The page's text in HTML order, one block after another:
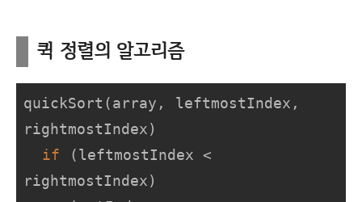
퀵 정렬의 알고리즘
quickSort(array, leftmostIndex,
rightmostIndex)
if (leftmostIndex <
rightmostIndex)